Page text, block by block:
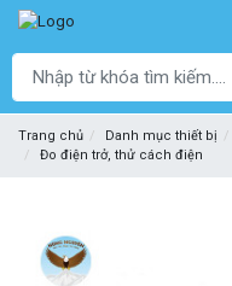
Trang chủ Danh mục thiết bị
Đo điện trở, thử cách điện